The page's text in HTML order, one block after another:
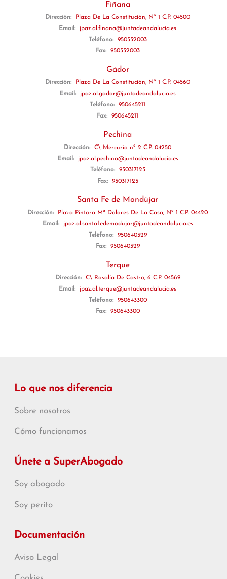
Fiñana
Dirección:
Plaza De La Constitución, Nº 1 C.P. 04500
Email:
jpaz.al.finana@juntadeandalucia.es
Teléfono:
950352003
Fax:
950352003
Gádor
Dirección:
Plaza De La Constitución, Nº 1 C.P. 04560
Email:
jpaz.al.gador@juntadeandalucia.es
Teléfono:
950645211
Fax:
950645211
Pechina
Dirección:
C\ Mercurio nº 2 C.P. 04250
Email:
jpaz.al.pechina@juntadeandalucia.es
Teléfono:
950317125
Fax:
950317125
Santa Fe de Mondújar
Dirección:
Plaza Pintora Mª Dolores De La Casa, Nº 1 C.P. 04420
Email:
jpaz.al.santafedemodujar@juntadeandalucia.es
Teléfono:
950640329
Fax:
950640329
Terque
Dirección:
C\ Rosalía De Castro, 6 C.P. 04569
Email:
jpaz.al.terque@juntadeandalucia.es
Teléfono:
950643300
Fax:
950643300
Lo que nos diferencia
Sobre nosotros
Cómo funcionamos
Únete a SuperAbogado
Soy abogado
Soy perito
Documentación
Aviso Legal